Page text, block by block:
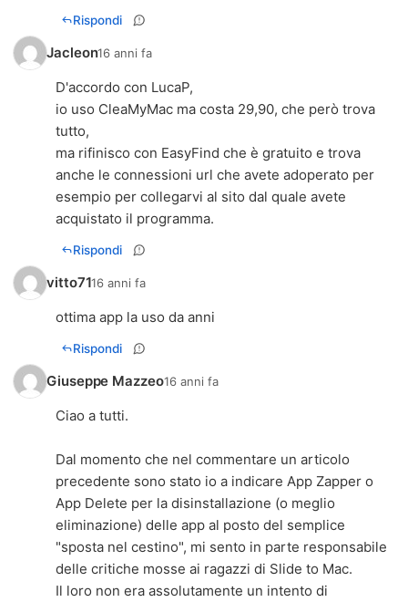
Rispondi
Jacleon16 anni fa
D'accordo con LucaP,
io uso CleaMyMac ma costa 29,90, che però trova
tutto,
ma rifinisco con EasyFind che è gratuito e trova
anche le connessioni url che avete adoperato per
esempio per collegarvi al sito dal quale avete
acquistato il programma.
Rispondi
vitto7116 anni fa
ottima app la uso da anni
Rispondi
Giuseppe Mazzeo16 anni fa
Ciao a tutti.
Dal momento che nel commentare un articolo
precedente sono stato io a indicare App Zapper o
App Delete per la disinstallazione (o meglio
eliminazione) delle app al posto del semplice
"sposta nel cestino", mi sento in parte responsabile
delle critiche mosse ai ragazzi di Slide to Mac.
Il loro non era assolutamente un intento di